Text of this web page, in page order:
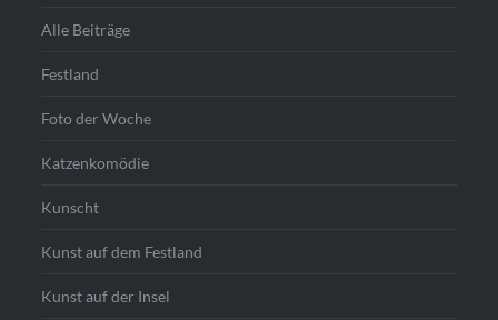
Alle Beiträge
Festland
Foto der Woche
Katzenkomödie
Kunscht
Kunst auf dem Festland
Kunst auf der Insel